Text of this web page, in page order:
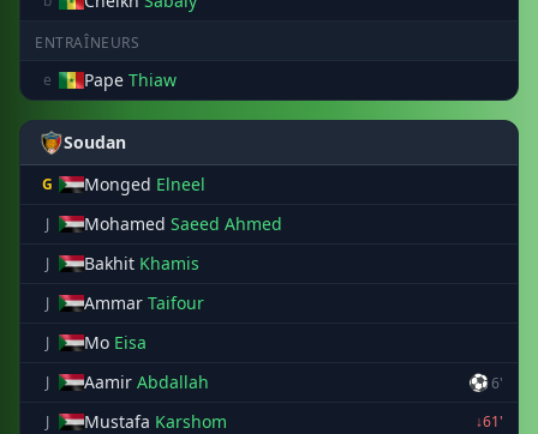
ENTRAÎNEURS
e
Pape Thiaw
Soudan
G Monged Elneel
J Mohamed Saeed Ahmed
J Bakhit Khamis
J Ammar Taifour
J Mo Eisa
J Aamir Abdallah ⚽6'
J
Mustafa Karshom
↓61'